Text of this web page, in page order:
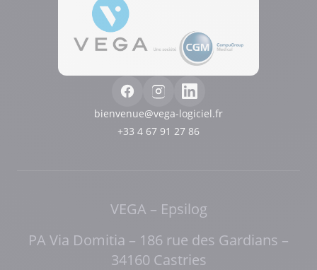
Notre plateforme vous permet d'adapter et de gérer vos paramètres
bienvenue@vega-logiciel.fr
+33 4 67 91 27 86
VEGA – Epsilog
PA Via Domitia – 186 rue des Gardians –
34160 Castries